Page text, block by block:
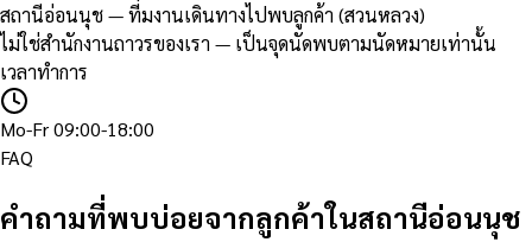
สถานีอ่อนนุช — ทีมงานเดินทางไปพบลูกค้า (สวนหลวง)
ไม่ใช่สำนักงานถาวรของเรา — เป็นจุดนัดพบตามนัดหมายเท่านั้น
เวลาทำการ
Mo-Fr 09:00-18:00
FAQ
คำถามที่พบบ่อยจากลูกค้าในสถานีอ่อนนุช